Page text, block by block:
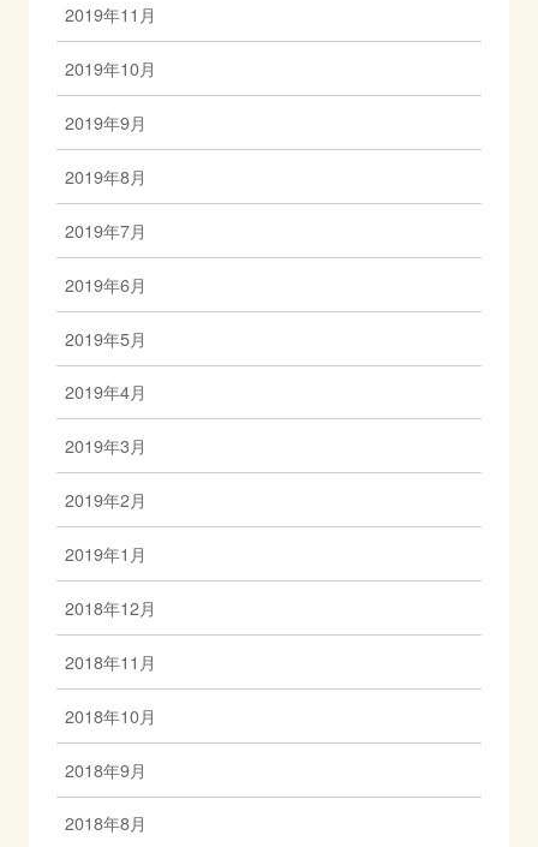
2019年11月
2019年10月
2019年9月
2019年8月
2019年7月
2019年6月
2019年5月
2019年4月
2019年3月
2019年2月
2019年1月
2018年12月
2018年11月
2018年10月
2018年9月
2018年8月